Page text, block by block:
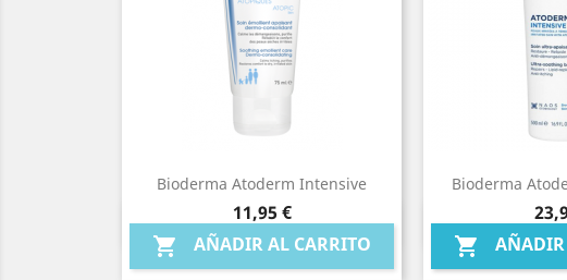
Bioderma Atoderm Intensive
Precio
11,95 €
 AÑADIR AL CARRITO
Vista rápida
Bioderma
 AÑADIR
